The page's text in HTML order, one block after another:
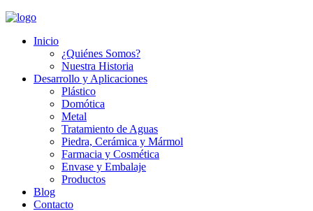
Inicio
¿Quiénes Somos?
Nuestra Historia
Desarrollo y Aplicaciones
Plástico
Domótica
Metal
Tratamiento de Aguas
Piedra, Cerámica y Mármol
Farmacia y Cosmética
Envase y Embalaje
Productos
Blog
Contacto